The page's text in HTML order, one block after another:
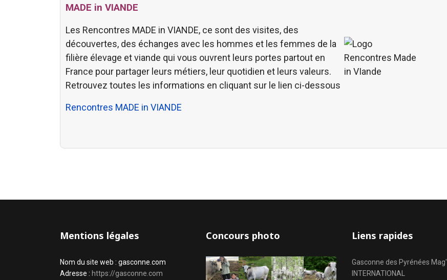
MADE in VIANDE
Les Rencontres MADE in VIANDE, ce sont des visites, des
découvertes, des échanges avec les hommes et les femmes de la
filière élevage et viande qui vous ouvrent leurs portes partout en
France pour partager leurs métiers, leur quotidien et leurs valeurs.
Retrouvez toutes les informations en cliquant sur le lien ci-dessous
Rencontres MADE in VIANDE
Mentions légales
Nom du site web : gasconne.com
Adresse : https://gasconne.com
Concours photo Liens rapides
Gasconne des Pyrénées Mag'
INTERNATIONAL